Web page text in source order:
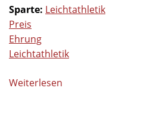
Sparte: Leichtathletik
Preis
Ehrung
Leichtathletik
Weiterlesen